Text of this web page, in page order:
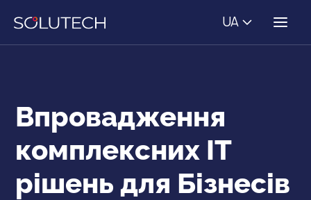
UA
Впровадження
комплексних ІТ
рішень для Бізнесів